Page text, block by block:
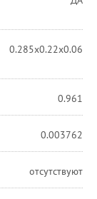
0.285x0.22x0.06
0.961
0.003762
отсутствуют